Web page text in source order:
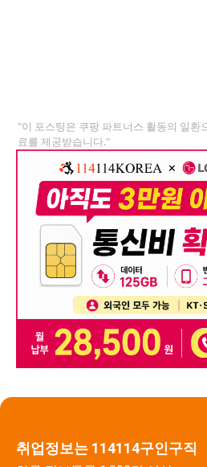
취업정보는 114114구인구직
"이 포스팅은 쿠팡 파트너스 활동의 일환
료를 제공받습니다."